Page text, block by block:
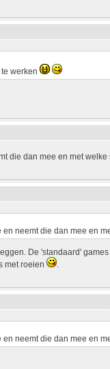
werken
die dan mee en met
en neemt die dan mee en
De 'standaard'
met roeien
.
en neemt die dan mee en